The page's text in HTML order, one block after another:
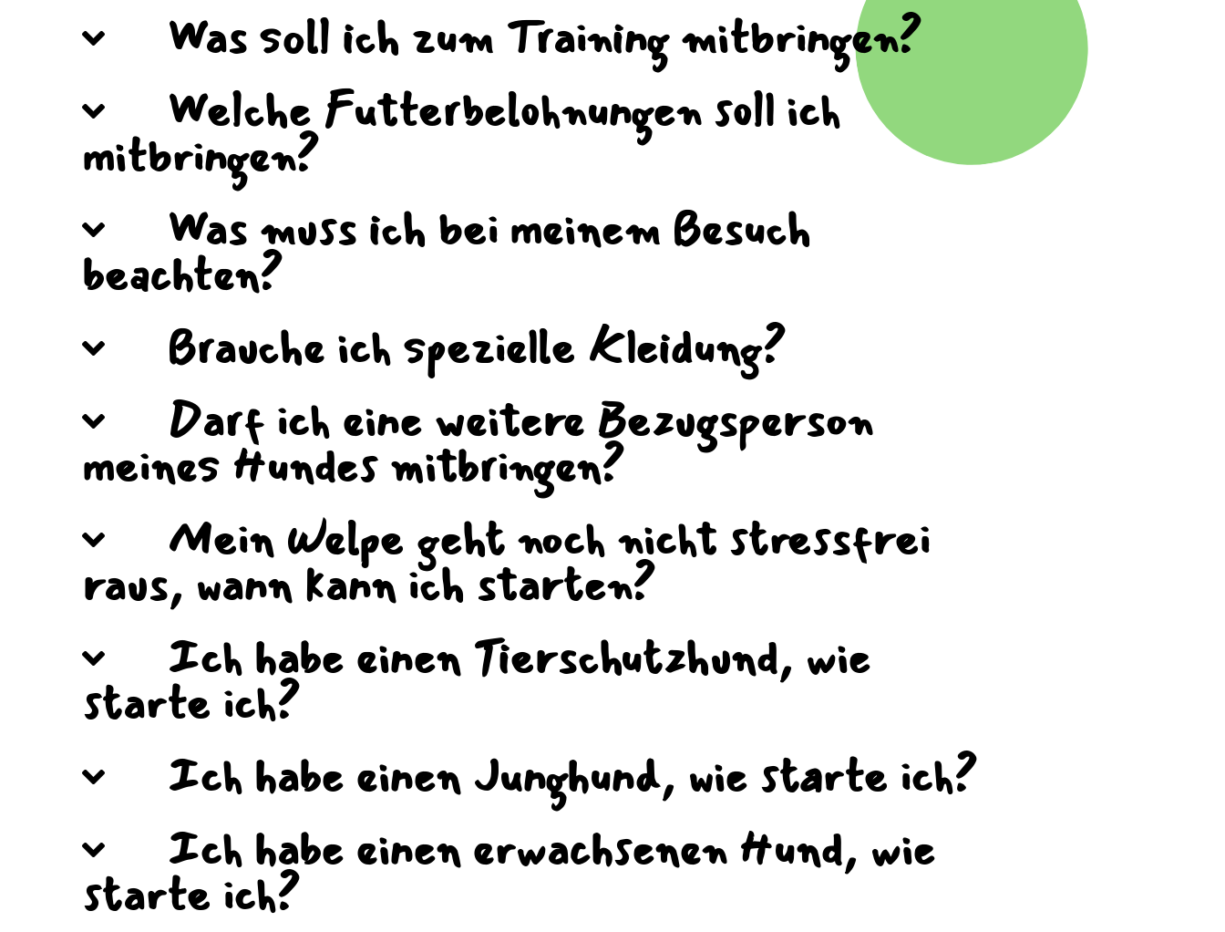
Was soll ich zum Training mitbringen?
Welche Futterbelohnungen soll ich
mitbringen?
Was muss ich bei meinem Besuch
beachten?
Brauche ich spezielle Kleidung?
Darf ich eine weitere Bezugsperson
meines Hundes mitbringen?
Mein Welpe geht noch nicht stressfrei
raus, wann kann ich starten?
Ich habe einen Tierschutzhund, wie
starte ich?
Ich habe einen Junghund, wie starte ich?
Ich habe einen erwachsenen Hund, wie
starte ich?